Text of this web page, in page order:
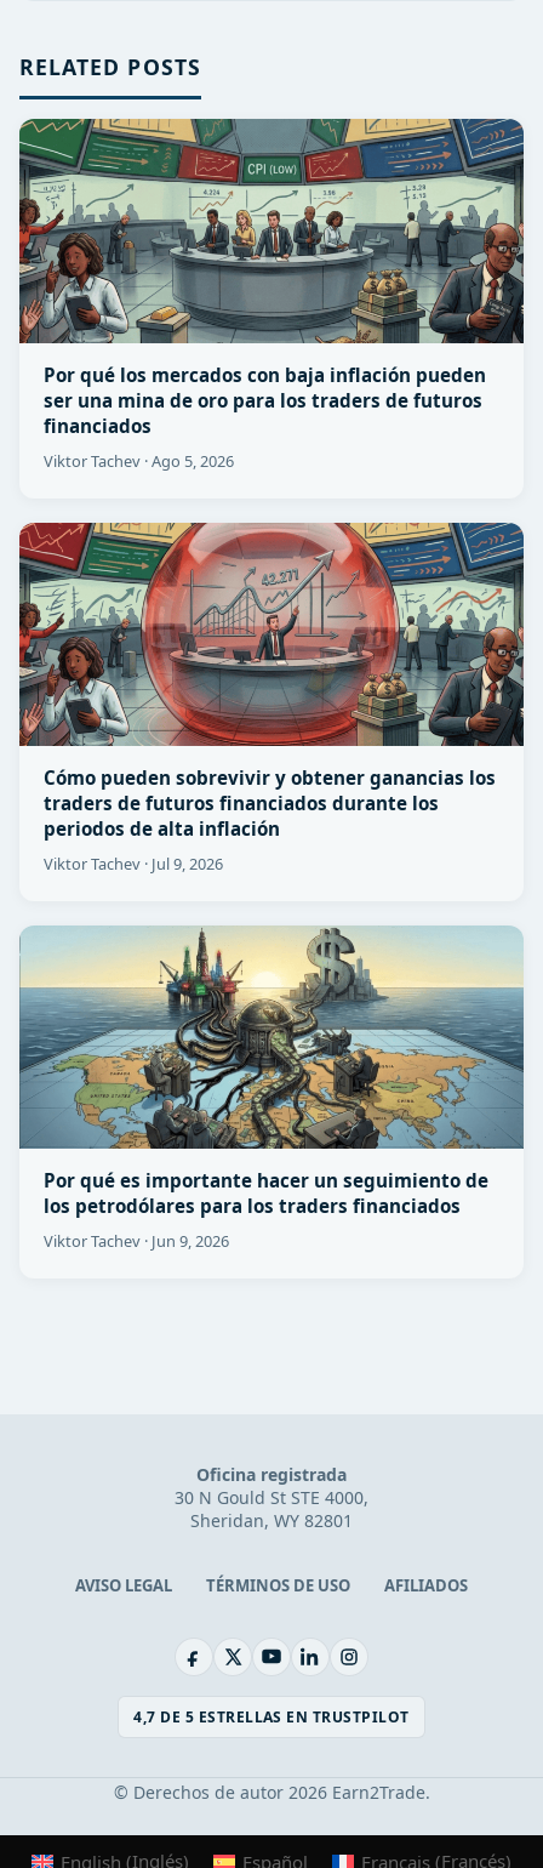
RELATED POSTS
Por qué los mercados con baja inflación pueden
ser una mina de oro para los traders de futuros
financiados
Viktor Tachev ·Ago 5, 2026
Cómo pueden sobrevivir y obtener ganancias los
traders de futuros financiados durante los
periodos de alta inflación
Viktor Tachev · Jul 9, 2026
Por qué es importante hacer un seguimiento de
los petrodólares para los traders financiados
Viktor Tachev · Jun 9, 2026
Oficina registrada
30 N Gould St STE 4000,
Sheridan, WY 82801
AVISO LEGAL TÉRMINOS DE USO AFILIADOS
4,7 DE 5 ESTRELLAS EN TRUSTPILOT
© Derechos de autor 2026 Earn2Trade.
English (Inglés) Español Français (Francés)